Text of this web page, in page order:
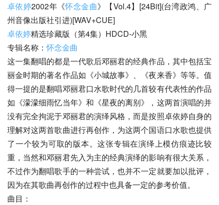
卓依婷2002年《怀念金曲》【Vol.4】[24Bit](台湾政鸿、广
州音像出版社引进)[WAV+CUE]
卓依婷精选珍藏版（第4集）HDCD-小黑
专辑名称：怀念金曲
这一集翻唱的都是一代歌后邓丽君的经典作品，其中包括宝
丽金时期的著名作品如《小城故事》、《夜来香》等等。值
得一提的是翻唱邓丽君口水歌时代的几首较有代表性的作品
如《濛濛细雨忆当年》和《星夜的离别》，这两首演唱的并
没有完全拘泥于邓丽君的演绎风格，而是按照卓依婷自身的
理解对这两首歌曲进行再创作，为这两个国语口水歌也提供
了一个较为可取的版本。这张专辑在演绎上模仿痕迹比较
重，当然和邓丽君先入为主的经典演绎的影响有很大关系，
不过作为翻唱歌手的一种尝试，也并不一定就要加以批评，
因为在其歌曲再创作的过程中也具备一定的参考价值。
曲目：